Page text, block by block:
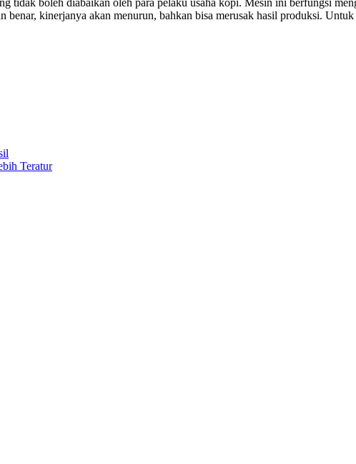
kinerjanya akan menurun, bahkan bisa merusak hasil produksi.
Teratur